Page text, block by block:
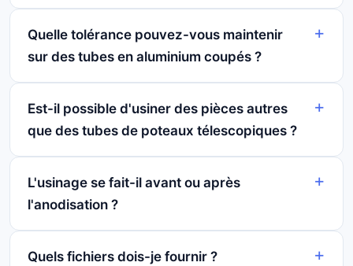
Quelle tolérance pouvez-vous maintenir
sur des tubes en aluminium coupés ?
Est-il possible d'usiner des pièces autres
que des tubes de poteaux télescopiques ?
L'usinage se fait-il avant ou après
l'anodisation ?
Quels fichiers dois-je fournir ?